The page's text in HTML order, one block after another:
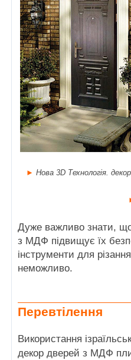
► Нова 3D Технологія.
Дуже важливо знати,
з МДФ підвищує їх
інструменти для
неможливо.
Перевтілення
Використання
декор дверей з МДФ